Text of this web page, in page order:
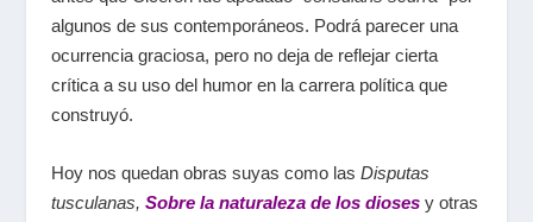
algunos de sus contemporáneos. Podrá parecer una
ocurrencia graciosa, pero no deja de reflejar cierta
crítica a su uso del humor en la carrera política que
construyó.
Hoy nos quedan obras suyas como las Disputas
tusculanas, Sobre la naturaleza de los diosesy otras